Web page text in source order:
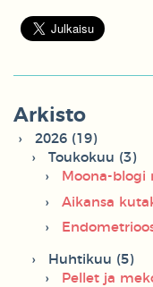
Arkisto
2026 (19)
Toukokuu (3)
Moona-blogi
Aikansa
Huhtikuu (5)
Pellet ja